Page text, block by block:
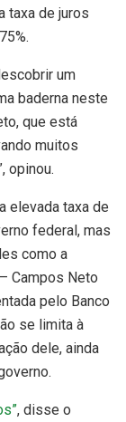
taxa de juros
um
baderna neste
que está
muitos
opinou.
elevada taxa de
federal, mas
como a
Campos Neto
pelo Banco
se limita à
dele, ainda
, disse o